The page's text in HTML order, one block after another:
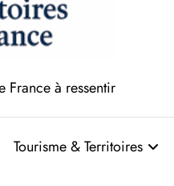
France à ressentir
Tourisme & Territoires